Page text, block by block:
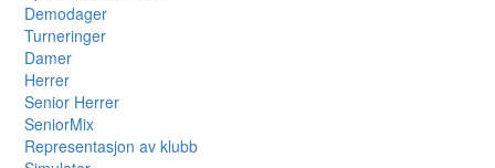
Demodager
Turneringer
Damer
Herrer
Senior Herrer
SeniorMix
Representasjon av klubb